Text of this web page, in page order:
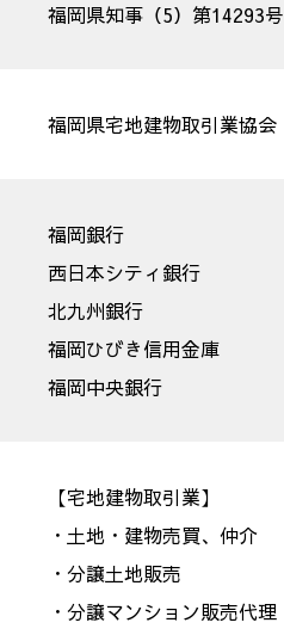
福岡県知事（5）第14293号
福岡県宅地建物取引業協会
福岡銀行
西日本シティ銀行
北九州銀行
福岡ひびき信用金庫
福岡中央銀行
【宅地建物取引業】
・土地・建物売買、仲介
・分譲土地販売
・分譲マンション販売代理